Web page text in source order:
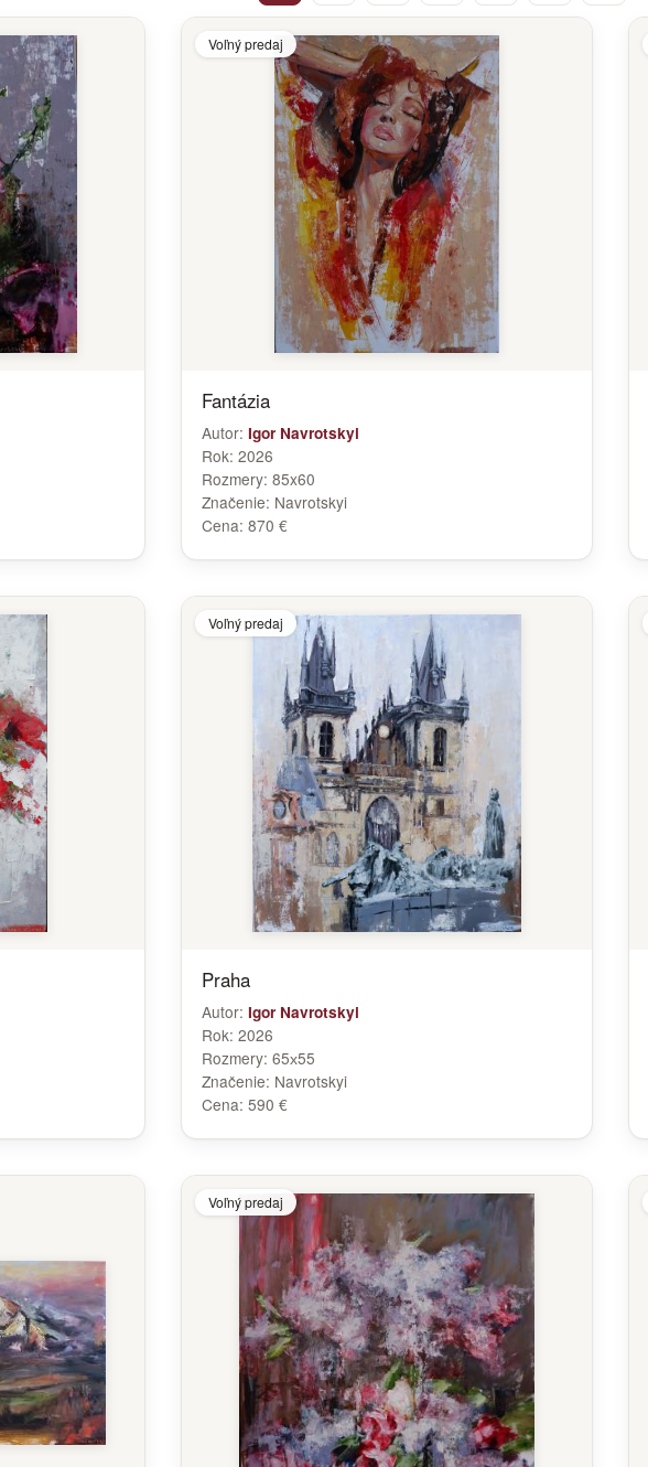
Voľný predaj
Fantázia
Autor: Igor Navrotskyi
Rok:2026
Rozmery:85x60
Značenie: Navrotskyi
Cena:870 €
Voľný predaj
Praha
Autor: Igor Navrotskyi
Rok:2026
Rozmery:65х55
Značenie: Navrotskyi
Cena:590 €
Voľný predaj